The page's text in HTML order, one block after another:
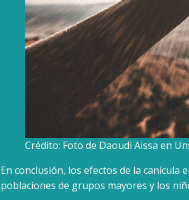
Crédito: Foto de Daoudi Aissa en
En conclusión, los efectos de la canícula
poblaciones de grupos mayores y los